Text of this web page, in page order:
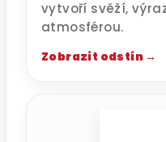
vytvoří svěží,
atmosférou.
Zobrazit odstín →